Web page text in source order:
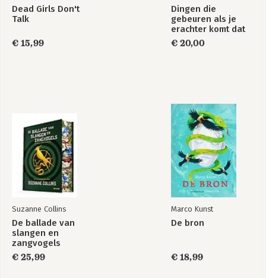
Dead Girls Don't
Talk
€ 15,99
Dingen die
gebeuren als je
erachter komt dat
het leven best
ingewikkeld is
€ 20,00
Suzanne Collins
De ballade van
slangen en
zangvogels
€ 25,99
Marco Kunst
De bron
€ 18,99